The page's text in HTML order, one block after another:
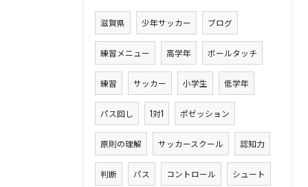
滋賀県 少年サッカー ブログ
練習メニュー 高学年 ボールタッチ
練習 サッカー 小学生 低学年
パス回し 1対1 ポゼッション
原則の理解 サッカースクール 認知力
判断 パス コントロール シュート